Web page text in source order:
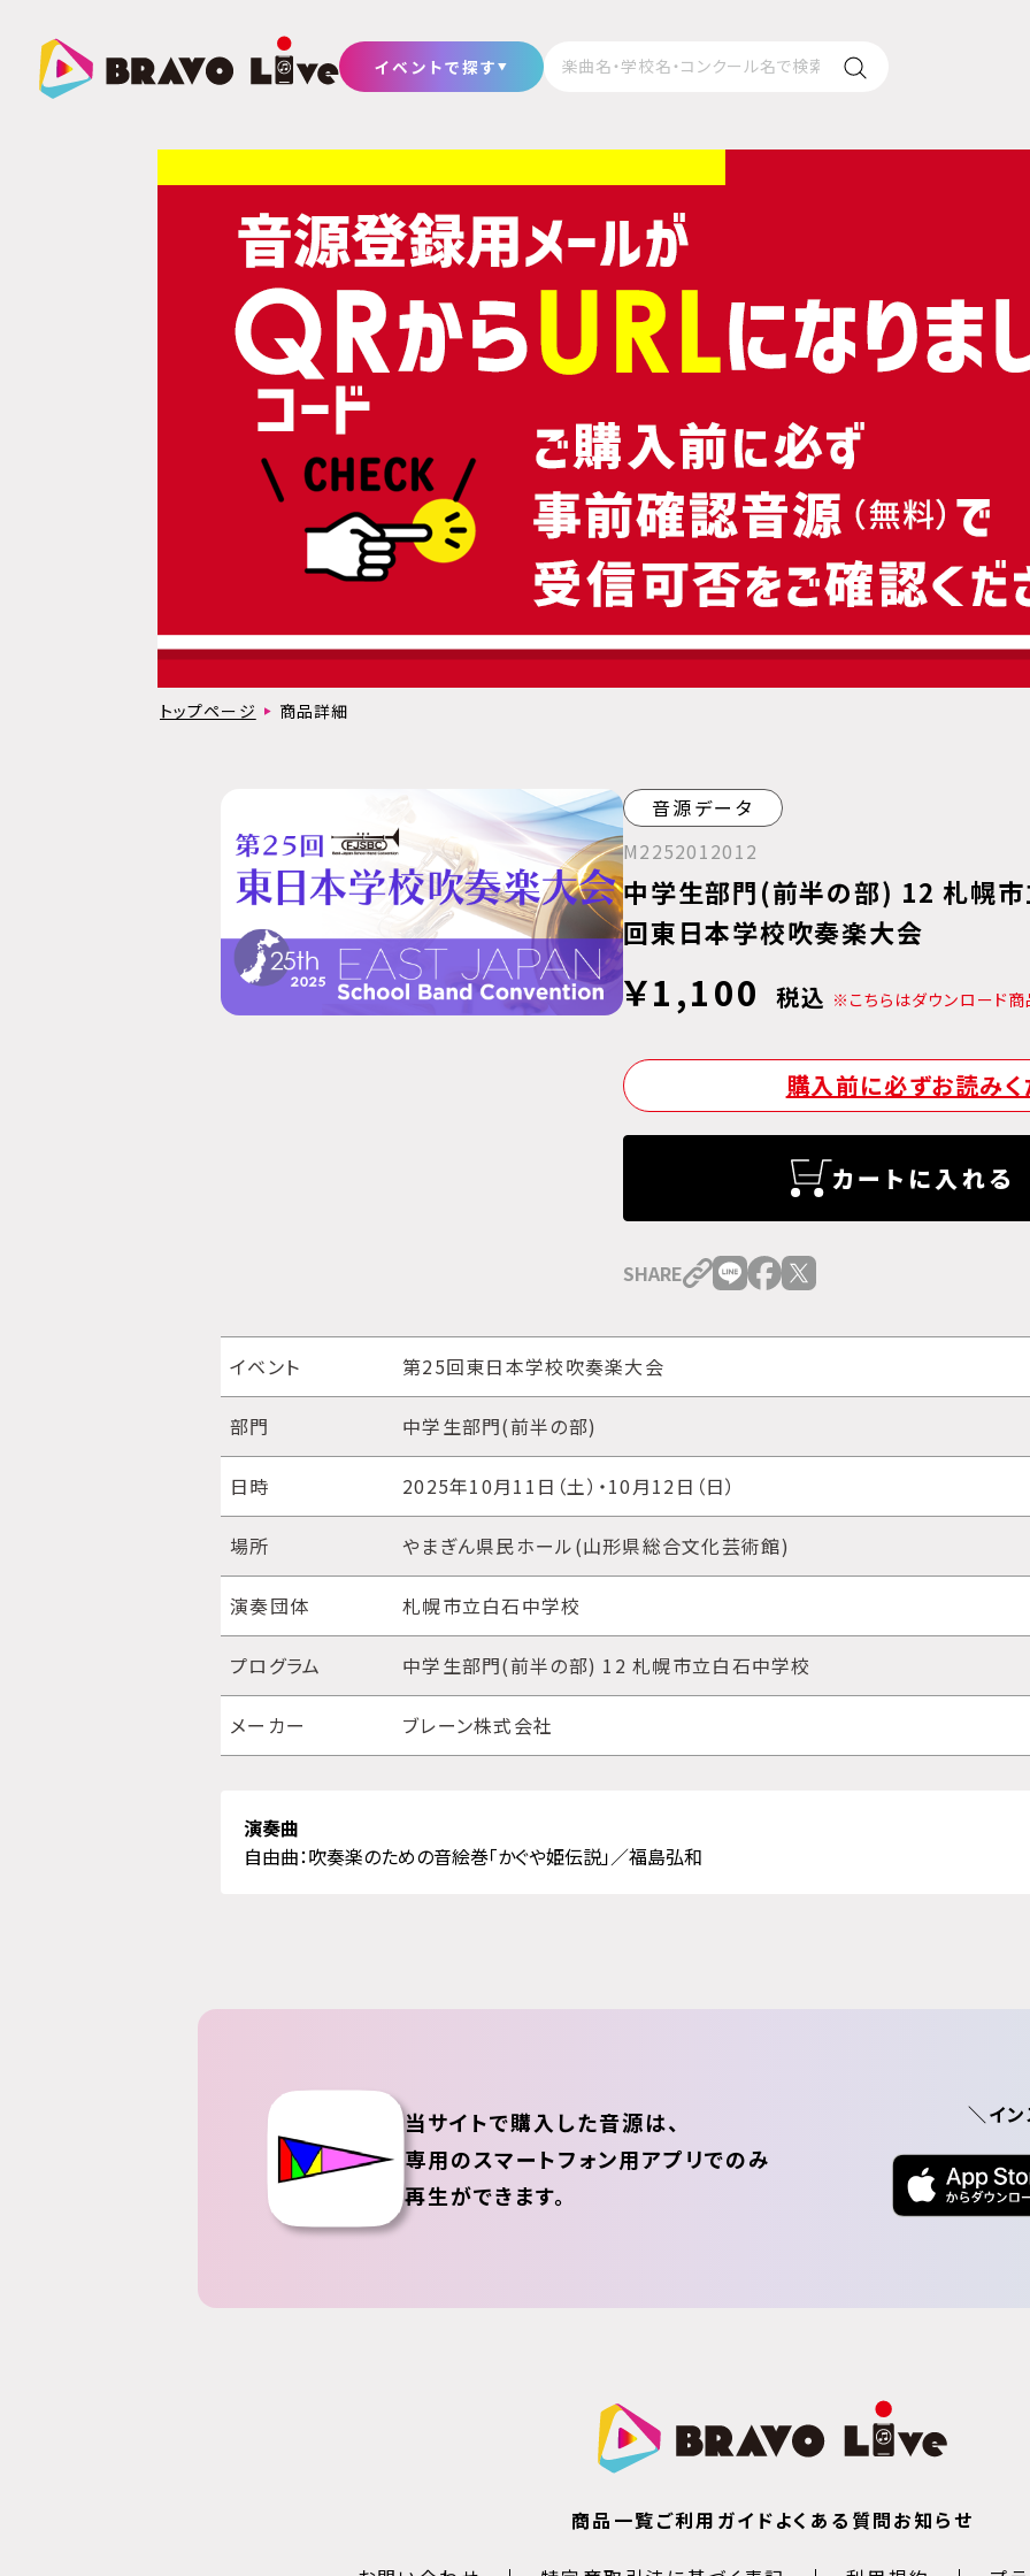
イベントで探す
トップページ 商品詳細
音源データ
M2252012012
中学生部門(前半の部) 12 札幌
回東日本学校吹奏楽大会
￥1,100 税込 ※こちらはダウンロード
購入前に必ずお読み
カートに入れる
SHARE
イベント 第25回東日本学校吹奏楽大会
部門 中学生部門(前半の部)
日時 2025年10月11日（土）・10月12日（日）
場所 やまぎん県民ホール(山形県総合文化芸術館)
演奏団体 札幌市立白石中学校
プログラム 中学生部門(前半の部) 12 札幌市立白石中学校
メーカー ブレーン株式会社
演奏曲
自由曲：吹奏楽のための音絵巻「かぐや姫伝説」／福島弘和
当サイトで購入した音源は、
専用のスマートフォン用アプリでのみ
再生ができます。
＼イ
商品一覧ご利用ガイドよくある質問お知らせ